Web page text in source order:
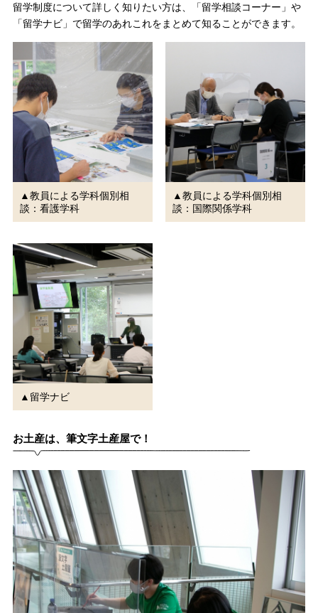
留学制度について詳しく知りたい方は、「留学相談コーナー」や
「留学ナビ」で留学のあれこれをまとめて知ることができます。
▲教員による学科個別相
談：看護学科
▲教員による学科個別相
談：国際関係学科
▲留学ナビ
お土産は、筆文字土産屋で！